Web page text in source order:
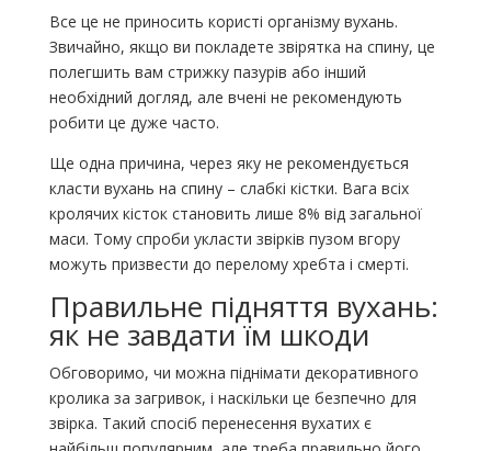
Все це не приносить користі організму вухань.
Звичайно, якщо ви покладете звірятка на спину, це
полегшить вам стрижку пазурів або інший
необхідний догляд, але вчені не рекомендують
робити це дуже часто.
Ще одна причина, через яку не рекомендується
класти вухань на спину – слабкі кістки. Вага всіх
кролячих кісток становить лише 8% від загальної
маси. Тому спроби укласти звірків пузом вгору
можуть призвести до перелому хребта і смерті.
Правильне підняття вухань:
як не завдати їм шкоди
Обговоримо, чи можна піднімати декоративного
кролика за загривок, і наскільки це безпечно для
звірка. Такий спосіб перенесення вухатих є